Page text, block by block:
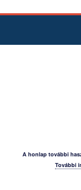
A honlap további
További